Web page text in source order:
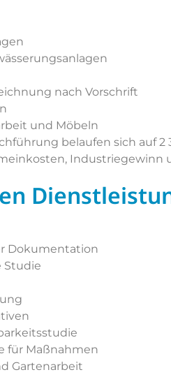
nach Vorschrift
und Möbeln
belaufen sich auf 2
Dokumentation
Studie
für Maßnahmen
Gartenarbeit